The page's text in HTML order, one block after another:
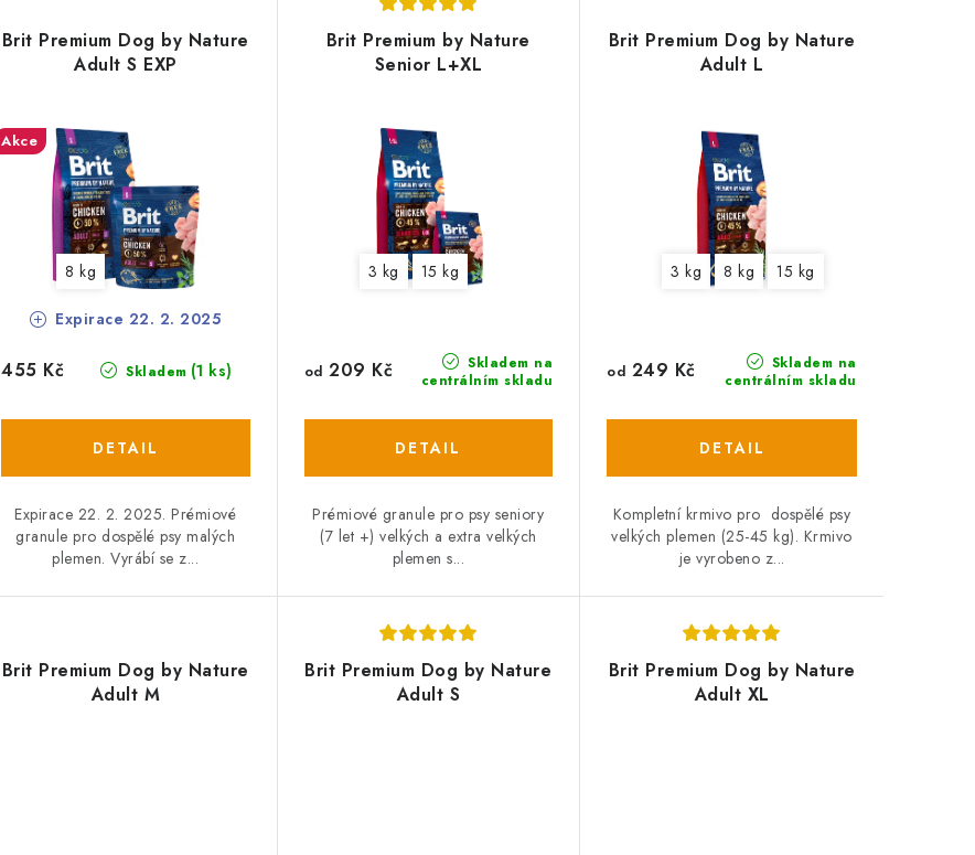
e
n
r
o
d
u
k
t
Brit Premium Dog by Nature
Adult S EXP
Akce
8 kg
Expirace 22. 2. 2025
Skladem (1 ks)
455 Kč
Expirace 22. 2. 2025. Prémiové
granule pro dospělé psy malých
plemen. Vyrábí se z...
Brit Premium by Nature
Senior L+XL
3 kg 15 kg
Skladem na
centrálním skladu
od 209 Kč
Prémiové granule pro psy seniory
(7 let +) velkých a extra velkých
plemen s...
Brit Premium Dog by Nature
Adult L
3 kg 8 kg 15 kg
Skladem na
centrálním skladu
od 249 Kč
Kompletní krmivo pro dospělé psy
velkých plemen (25-45 kg). Krmivo
je vyrobeno z...
Brit Premium Dog by Nature
Adult M
Brit Premium Dog by Nature
Adult S
Brit Premium Dog by Nature
Adult XL